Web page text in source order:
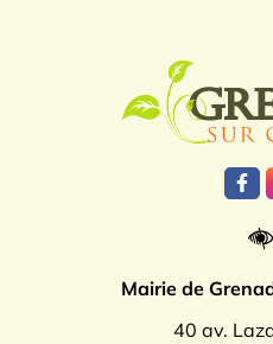
Mairie de
40 av.